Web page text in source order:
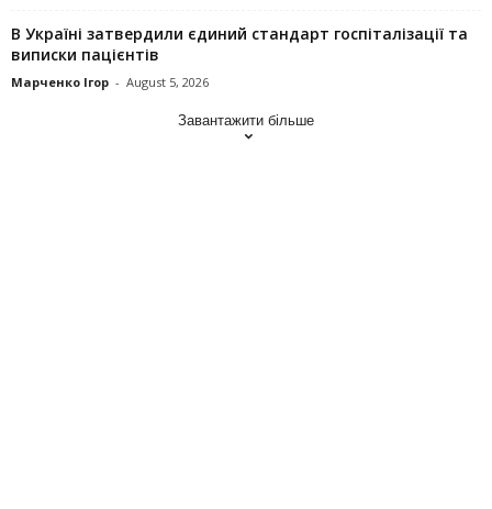
В Україні затвердили єдиний стандарт госпіталізації та
виписки пацієнтів
Марченко Ігор - August 5, 2026
Завантажити більше